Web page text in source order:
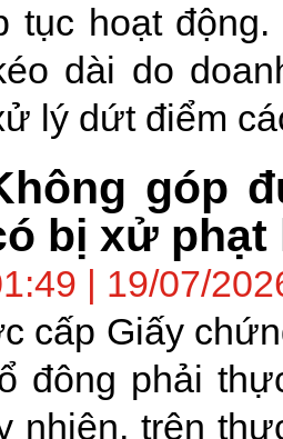
tục hoạt
dài do
lý dứt điểm
góp
bị xử phạt
| 19/07/
cấp Giấy
đông phải
nhiên, trên